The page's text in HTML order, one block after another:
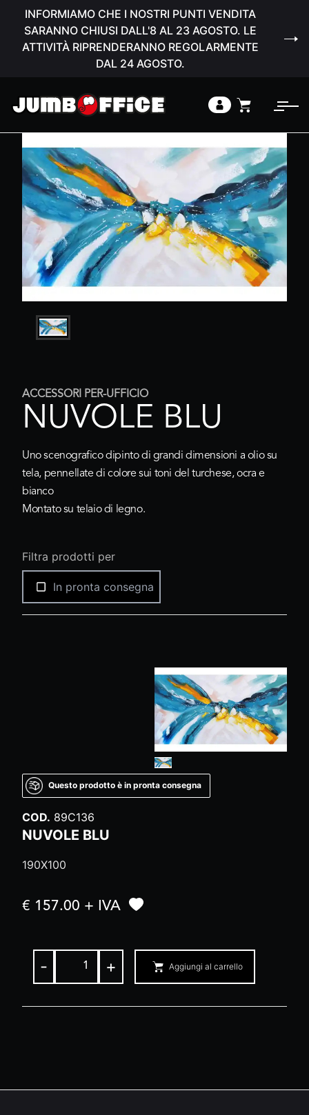
INFORMIAMO CHE I NOSTRI PUNTI VENDITA
SARANNO CHIUSI DALL'8 AL 23 AGOSTO. LE
ATTIVITÀ RIPRENDERANNO REGOLARMENTE
DAL 24 AGOSTO.
ACCESSORI PER-UFFICIO
NUVOLE BLU
Uno scenografico dipinto di grandi dimensioni a olio su
tela, pennellate di colore sui toni del turchese, ocra e
bianco
Montato su telaio di legno.
Filtra prodotti per
In pronta consegna
Questo prodotto è in pronta consegna
COD. 89C136
NUVOLE BLU
190X100
€ 157.00 + IVA
- + Aggiungi al carrello